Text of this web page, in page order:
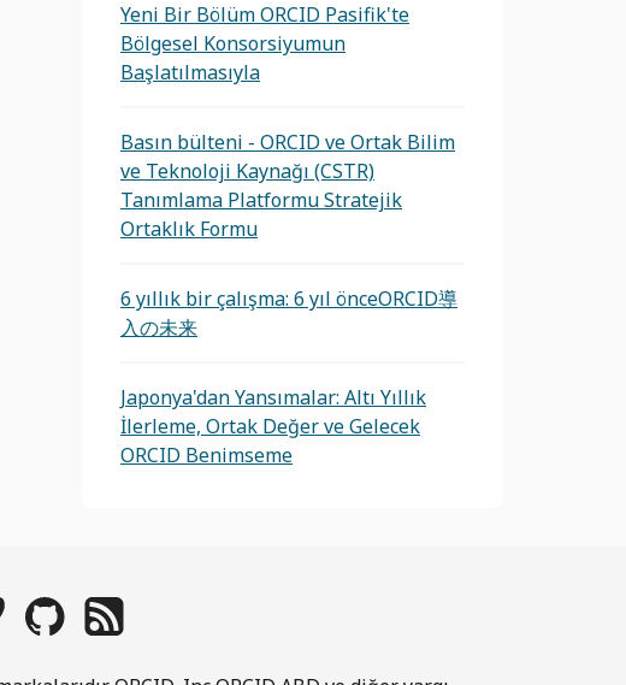
Yeni Bir Bölüm ORCID Pasifik'te
Bölgesel Konsorsiyumun
Başlatılmasıyla
Basın bülteni - ORCID ve Ortak Bilim
ve Teknoloji Kaynağı (CSTR)
Tanımlama Platformu Stratejik
Ortaklık Formu
6 yıllık bir çalışma: 6 yıl önceORCID導
入の未来
Japonya'dan Yansımalar: Altı Yıllık
İlerleme, Ortak Değer ve Gelecek
ORCID Benimseme